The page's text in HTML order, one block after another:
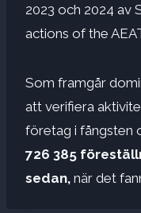
2023 och 2024 av
actions of the
Som framgår
att verifiera
företag i fångsten
726 385
sedan, när det